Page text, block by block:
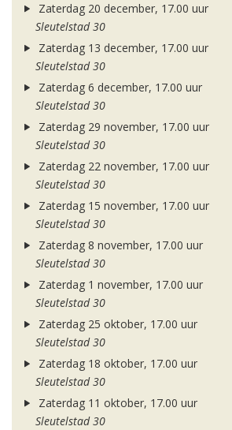
Zaterdag 20 december, 17.00 uur
Sleutelstad 30
Zaterdag 13 december, 17.00 uur
Sleutelstad 30
Zaterdag 6 december, 17.00 uur
Sleutelstad 30
Zaterdag 29 november, 17.00 uur
Sleutelstad 30
Zaterdag 22 november, 17.00 uur
Sleutelstad 30
Zaterdag 15 november, 17.00 uur
Sleutelstad 30
Zaterdag 8 november, 17.00 uur
Sleutelstad 30
Zaterdag 1 november, 17.00 uur
Sleutelstad 30
Zaterdag 25 oktober, 17.00 uur
Sleutelstad 30
Zaterdag 18 oktober, 17.00 uur
Sleutelstad 30
Zaterdag 11 oktober, 17.00 uur
Sleutelstad 30